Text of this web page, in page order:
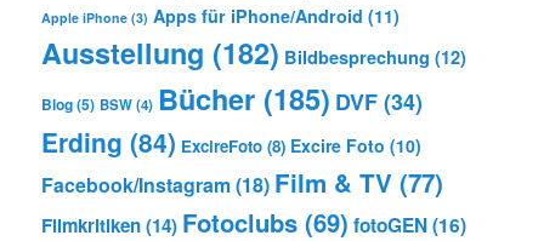
Apple iPhone (3) Apps für iPhone/Android (11)
Ausstellung (182) Bildbesprechung (12)
Blog(5) BSW(4) Bücher (185) DVF (34)
Erding (84) ExcireFoto (8) Excire Foto (10)
Facebook/Instagram (18) Film & TV (77)
Filmkritiken(14) Fotoclubs (69) fotoGEN(16)